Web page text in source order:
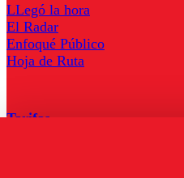
LLegó la hora
El Radar
Enfoqué Público
Hoja de Ruta
Tarifas